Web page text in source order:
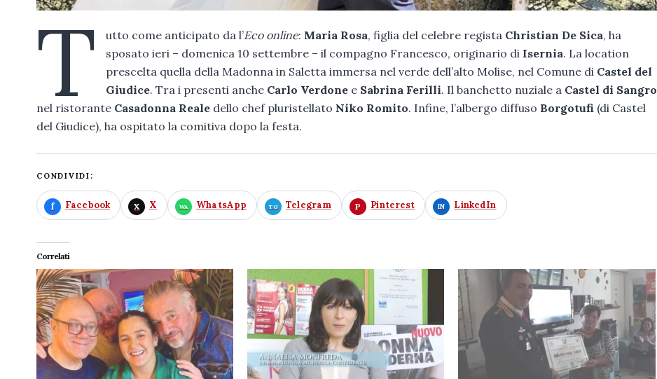
T utto come anticipato da l’Eco online: Maria Rosa, figlia del celebre regista Christian De Sica, ha
sposato ieri – domenica 10 settembre – il compagno Francesco, originario di Isernia. La location
prescelta quella della Madonna in Saletta immersa nel verde dell’alto Molise, nel Comune di Castel del
Giudice. Tra i presenti anche Carlo Verdone e Sabrina Ferilli. Il banchetto nuziale a Castel di Sangro
nel ristorante Casadonna Reale dello chef pluristellato Niko Romito. Infine, l’albergo diffuso Borgotufi (di Castel
del Giudice), ha ospitato la comitiva dopo la festa.
CONDIVIDI:
Facebook X WhatsApp Telegram Pinterest LinkedIn
Correlati